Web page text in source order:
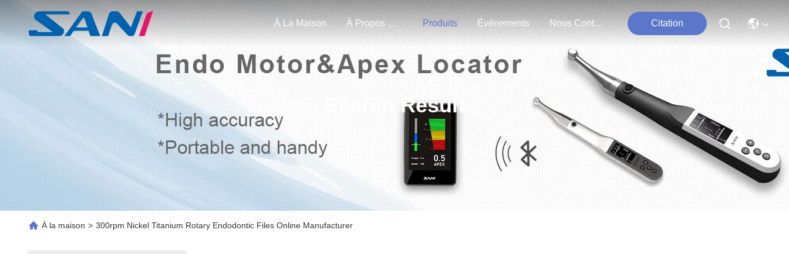
À La Maison À Propos De Nous Produits Événements Nous Contacter Citation
Search Result
À la maison > 300rpm Nickel Titanium Rotary Endodontic Files Online Manufacturer